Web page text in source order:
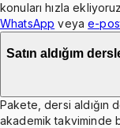
konuları hızla
WhatsApp veya e-
Satın aldığım
Pakete, dersi aldığın
akademik